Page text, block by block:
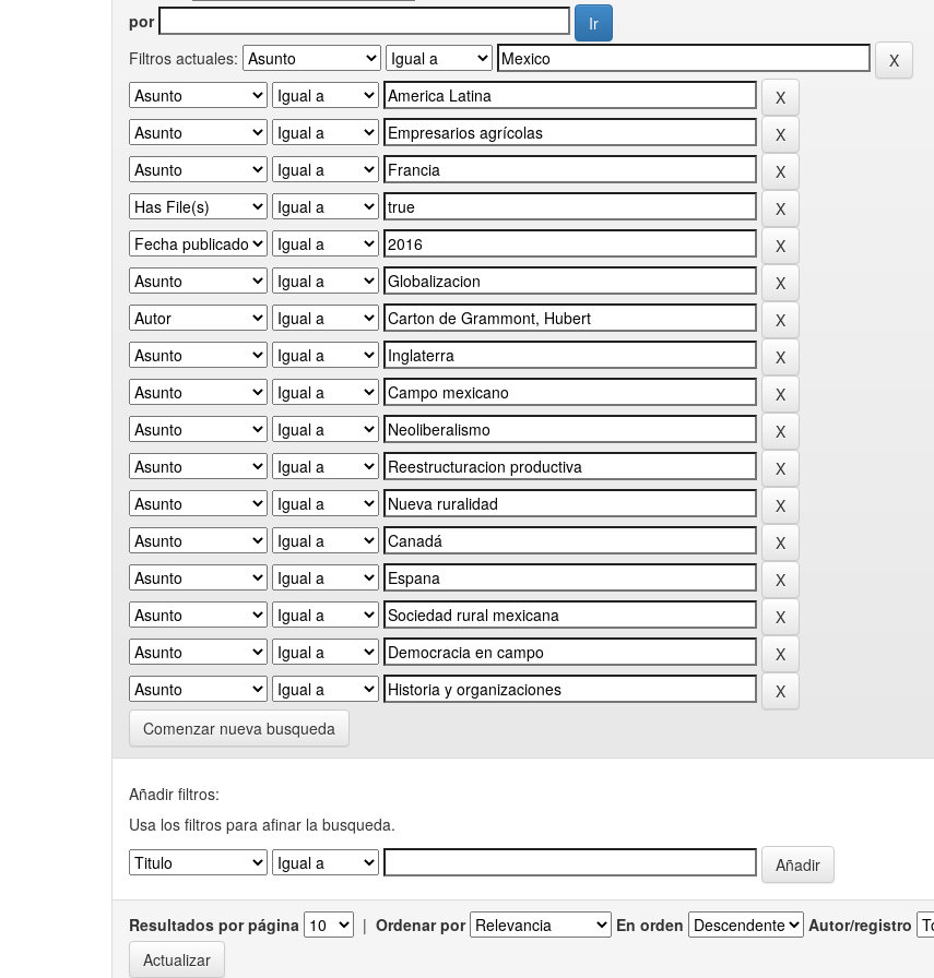
por
Filtros actuales:
Comenzar nueva busqueda
Añadir filtros:
Usa los filtros para afinar la busqueda.
Resultados por página | Ordenar por En orden Autor/registro